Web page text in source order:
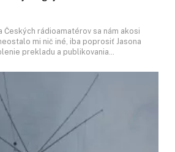
Českých rádioamatérov sa nám akosi
mi nič iné, iba poprosiť Jasona
prekladu a publikovania…